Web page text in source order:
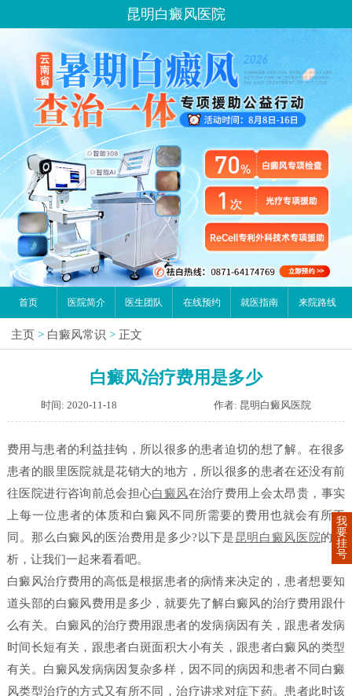
昆明白癜风医院
首页 医院简介 医生团队 在线预约 就医指南 来院路线
主页 > 白癜风常识 > 正文
白癜风治疗费用是多少
时间: 2020-11-18 作者: 昆明白癜风医院
费用与患者的利益挂钩，所以很多的患者迫切的想了解。在很多
患者的眼里医院就是花销大的地方，所以很多的患者在还没有前
往医院进行咨询前总会担心白癜风在治疗费用上会太昂贵，事实
上每一位患者的体质和白癜风不同所需要的费用也就会有所不
同。那么白癜风的医治费用是多少?以下是昆明白癜风医院的分
析，让我们一起来看看吧。
白癜风治疗费用的高低是根据患者的病情来决定的，患者想要知
道头部的白癜风费用是多少，就要先了解白癜风的治疗费用跟什
么有关。白癜风的治疗费用跟患者的发病病因有关，跟患者发病
时间长短有关，跟患者白斑面积大小有关，跟患者白癜风的类型
有关。白癜风发病病因复杂多样，因不同的病因和患者不同白癜
风类型治疗的方式又有所不同，治疗讲求对症下药。患者此时该
我
要
挂
号